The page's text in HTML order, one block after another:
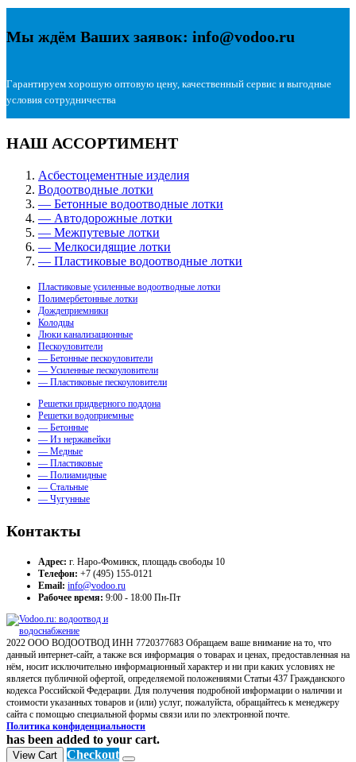
Мы ждём Ваших заявок: info@vodoo.ru
Гарантируем хорошую оптовую цену, качественный сервис и выгодные
условия сотрудничества
НАШ АССОРТИМЕНТ
Асбестоцементные изделия
Водоотводные лотки
— Бетонные водоотводные лотки
— Автодорожные лотки
— Межпутевые лотки
— Мелкосидящие лотки
— Пластиковые водоотводные лотки
Пластиковые усиленные водоотводные лотки
Полимербетонные лотки
Дождеприемники
Колодцы
Люки канализационные
Пескоуловители
— Бетонные пескоуловители
— Усиленные пескоуловители
— Пластиковые пескоуловители
Решетки придверного поддона
Решетки водоприемные
— Бетонные
— Из нержавейки
— Медные
— Пластиковые
— Полиамидные
— Стальные
— Чугунные
Контакты
Адрес: г. Наро-Фоминск, площадь свободы 10
Телефон: +7 (495) 155-0121
Email: info@vodoo.ru
Рабочее время: 9:00 - 18:00 Пн-Пт
2022 ООО ВОДООТВОД ИНН 7720377683 Обращаем ваше внимание на то, что
данный интернет-сайт, а также вся информация о товарах и ценах, предоставленная на
нём, носит исключительно информационный характер и ни при каких условиях не
является публичной офертой, определяемой положениями Статьи 437 Гражданского
кодекса Российской Федерации. Для получения подробной информации о наличии и
стоимости указанных товаров и (или) услуг, пожалуйста, обращайтесь к менеджеру
сайта с помощью специальной формы связи или по электронной почте.
Политика конфиденциальности
has been added to your cart.
View Cart Checkout